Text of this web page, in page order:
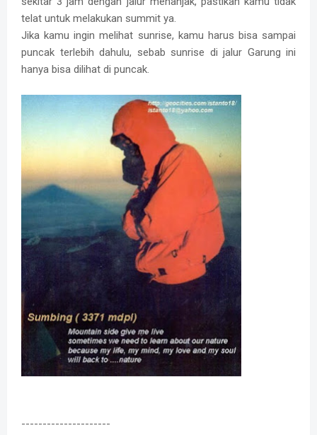
telat untuk melakukan summit ya.
Jika kamu ingin melihat sunrise, kamu harus bisa sampai
puncak terlebih dahulu, sebab sunrise di jalur Garung ini
hanya bisa dilihat di puncak.
---------------------